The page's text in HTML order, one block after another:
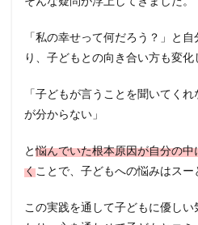
「私の幸せって何だろう？」と
り、子どもとの向き合い方も変化
「子どもが言うことを聞いてく
が分からない」
と悩んでいた根本原因が自分の
くことで、子どもへの悩みはスー
この実践を通して子どもに優し